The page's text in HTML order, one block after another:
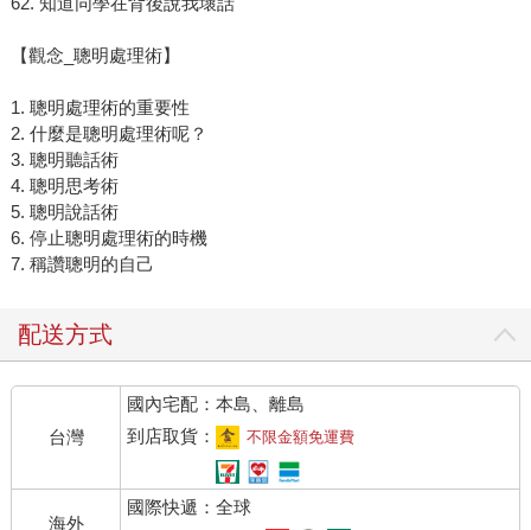
【觀念_聰明處理術】
1. 聰明處理術的重要性
2. 什麼是聰明處理術呢？
3. 聰明聽話術
4. 聰明思考術
5. 聰明說話術
6. 停止聰明處理術的時機
7. 稱讚聰明的自己
配送方式
台灣
國內宅配：本島、離島
到店取貨：
不限金額免運費
海外
國際快遞：全球